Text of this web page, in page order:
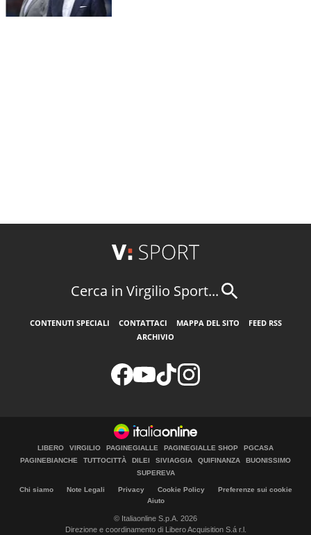
Cerca in Virgilio Sport...
CONTENUTI SPECIALI CONTATTACI MAPPA DEL SITO
FEED RSS
ARCHIVIO
LIBERO VIRGILIO PAGINEGIALLE PAGINEGIALLE SHOP
PGCASA
PAGINEBIANCHE
TUTTOCITTÀ DILEI SIVIAGGIA QUIFINANZA
BUONISSIMO
SUPEREVA
Chi siamo Note Legali Privacy Cookie Policy
Preferenze sui cookie
Aiuto
© Italiaonline S.p.A. 2026
Direzione e coordinamento di Libero Acquisition S.á r.l.